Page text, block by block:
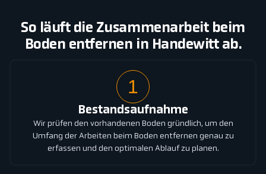
So läuft die Zusammenarbeit beim
Boden entfernen in Handewitt ab.
1
Bestandsaufnahme
Wir prüfen den vorhandenen Boden gründlich, um den
Umfang der Arbeiten beim Boden entfernen genau zu
erfassen und den optimalen Ablauf zu planen.